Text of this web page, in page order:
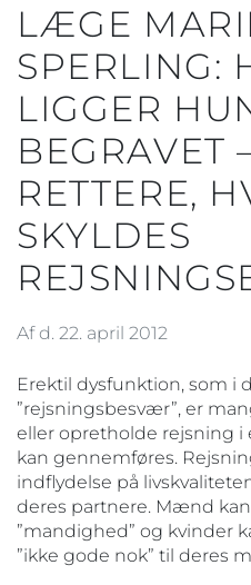
LÆGE
SPERLING:
LIGGER
BEGRAVET
RETTERE,
SKYLDES
Af d. 22. april 2012
Erektil dysfunktion, som i
”rejsningsbesvær”, er
eller opretholde rejsning i
kan gennemføres.
indflydelse på
deres partnere. Mænd
”mandighed” og kvinder
”ikke gode nok” til deres